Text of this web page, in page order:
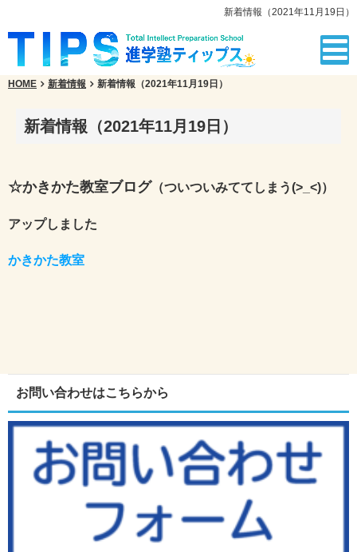
新着情報（2021年11月19日）
HOME 新着情報 新着情報（2021年11月19日）
新着情報（2021年11月19日）
☆かきかた教室ブログ（ついついみててしまう(>_<)）
アップしました
かきかた教室
お問い合わせはこちらから